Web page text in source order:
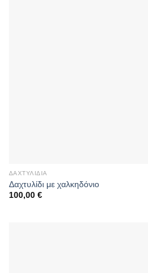
ΔΑΧΤΥΛΊΔΙΑ
Δαχτυλίδι με χαλκηδόνιο
100,00 €